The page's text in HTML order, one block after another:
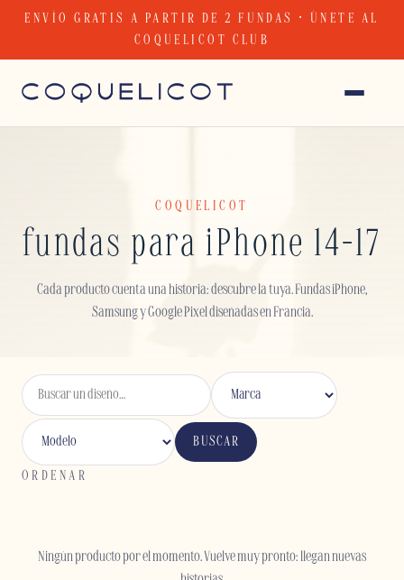
ENVÍO GRATIS A PARTIR DE 2 FUNDAS · ÚNETE AL
COQUELICOT CLUB
COQUELICOT
fundas para iPhone 14-17
Cada producto cuenta una historia: descubre la tuya. Fundas iPhone,
Samsung y Google Pixel diseñadas en Francia.
BUSCAR
ORDENAR
Ningún producto por el momento. Vuelve muy pronto: llegan nuevas